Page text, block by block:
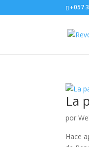
+057
La
por
Hace